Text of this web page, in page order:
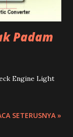
Padam
Engine Light
SETERUSNYA »